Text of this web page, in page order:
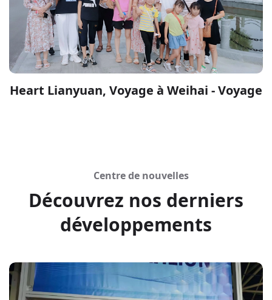
Heart Lianyuan, Voyage à Weihai - Voyage
Centre de nouvelles
Découvrez nos derniers
développements